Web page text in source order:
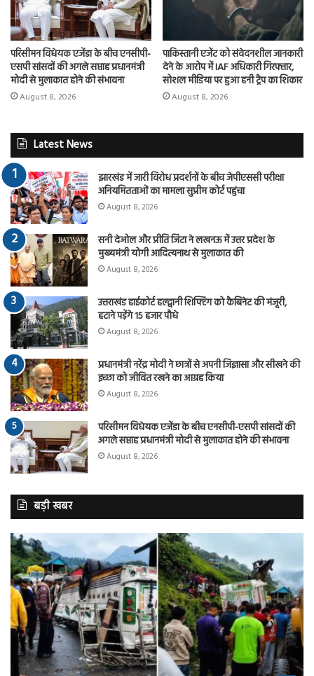
परिसीमन विधेयक एजेंडा के बीच एनसीपी-
एसपी सांसदों की अगले सप्ताह प्रधानमंत्री
मोदी से मुलाकात होने की संभावना
August 8, 2026
पाकिस्तानी एजेंट को संवेदनशील जानकारी
देने के आरोप में IAF अधिकारी गिरफ्तार,
सोशल मीडिया पर हुआ हनी ट्रैप का शिकार
August 8, 2026
Latest News
झारखंड में जारी विरोध प्रदर्शनों के बीच जेपीएससी परीक्षा
अनियमितताओं का मामला सुप्रीम कोर्ट पहुंचा
August 8, 2026
सनी देओल और प्रीति जिंटा ने लखनऊ में उत्तर प्रदेश के
मुख्यमंत्री योगी आदित्यनाथ से मुलाकात की
August 8, 2026
उत्तराखंड हाईकोर्ट हल्द्वानी शिफ्टिंग को कैबिनेट की मंजूरी,
हटाने पड़ेंगे 15 हजार पौधे
August 8, 2026
प्रधानमंत्री नरेंद्र मोदी ने छात्रों से अपनी जिज्ञासा और सीखने की
इच्छा को जीवित रखने का आग्रह किया
August 8, 2026
परिसीमन विधेयक एजेंडा के बीच एनसीपी-एसपी सांसदों की
अगले सप्ताह प्रधानमंत्री मोदी से मुलाकात होने की संभावना
August 8, 2026
बड़ी खबर